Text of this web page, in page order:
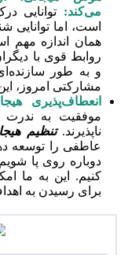
می‌کند: توانایی
است، اما توانایی
همان اندازه مهم
روابط قوی با
و به طور
مشارکتی امروز،
انعطاف‌پذیری
موفقیت به ندرت
ناپذیرند.تنظیم
عاطفی را توسعه
دوباره روی پا
کنیم. این به ما
برای رسیدن به